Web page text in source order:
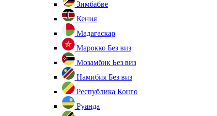
Зимбабве
Кения
Мадагаскар
Марокко Без виз
Мозамбик Без виз
Намибия Без виз
Республика Конго
Руанда